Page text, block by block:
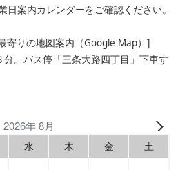
日案内カレンダーをご確認ください。
寄りの地図案内（Google Map）]
。バス停「三条大路四丁目」下車す
2026年 8月
水 木 金 土